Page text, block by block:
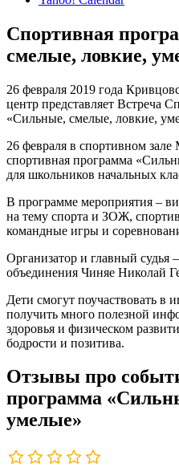
Спортивная
смелые, ловкие,
26 февраля 2019 года
центр представляет Встреча
«Сильные, смелые, ловкие,
26 февраля в спортивном
спортивная программа
для школьников начальных
В программе мероприятия –
на тему спорта и ЗОЖ,
командные игры и
Организатор и главный судья
объединения Чиняе Николай
Дети смогут поучаствовать в
получить много полезной
здоровья и физическом
бодрости и позитива.
Отзывы про
программа
умелые»